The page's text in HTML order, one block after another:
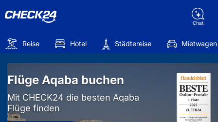
Chat
Reise Hotel Städtereise Mietwagen
Flüge Aqaba buchen
Mit CHECK24 die besten Aqaba
Flüge finden